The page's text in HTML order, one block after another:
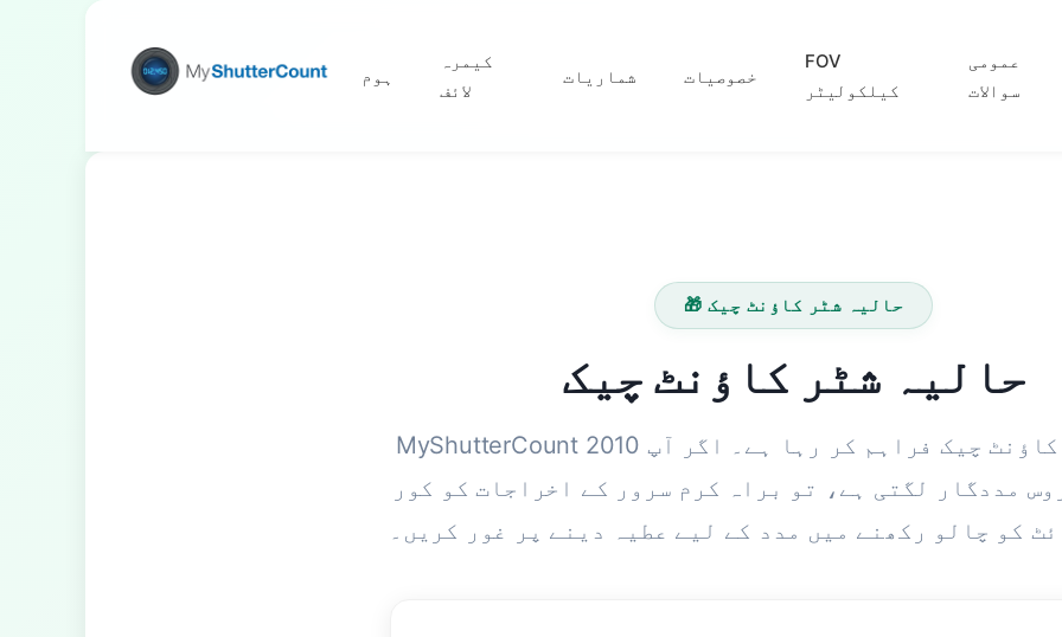
ہوم
کیمرہ
لائف
شماریات خصوصیات
FOV
کیلکولیٹر
عمومی
سوالات
🎁 حالیہ شٹر کاؤنٹ چیک
حالیہ شٹر کاؤنٹ چیک
MyShutterCount 2010 سے مفت شٹر کاؤنٹ چیک فراہم کر رہا ہے۔ اگر آپ
مددگار لگتی ہے، تو براہ کرم سرور کے اخراجات کو کور
کو چالو رکھنے میں مدد کے لیے عطیہ دینے پر غور کریں۔